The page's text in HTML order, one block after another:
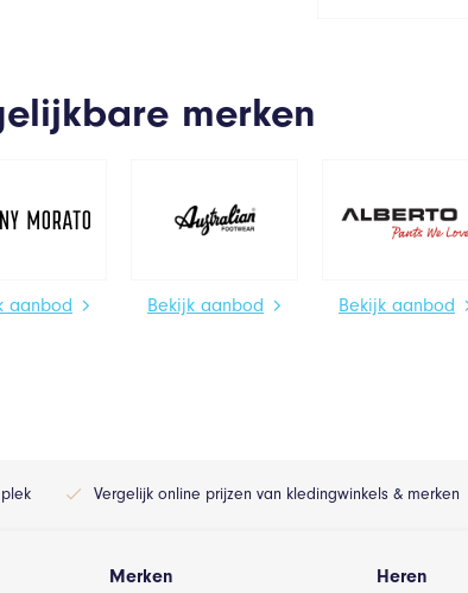
merken
aanbod Bekijk aanbod Bekijk aanbod
Vergelijk online prijzen van kledingwinkels & merken
Merken Heren